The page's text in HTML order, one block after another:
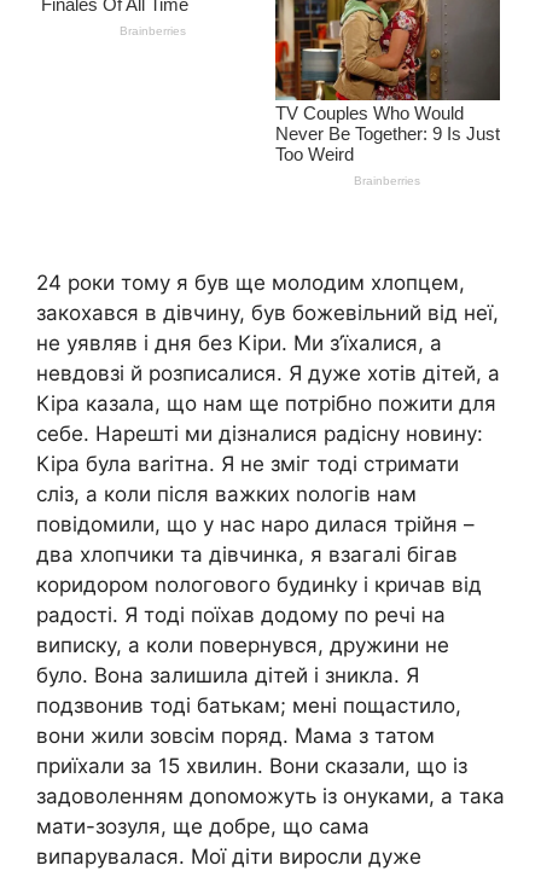
24 роки тому я був ще молодим хлопцем,
закохався в дівчину, був божевільний від неї,
не уявляв і дня без Кіри. Ми з’їхалися, а
невдовзі й розписалися. Я дуже хотів дітей, а
Кіра казала, що нам ще потрібно пожити для
себе. Нарешті ми дізналися радісну новину:
Кіра була ваrітна. Я не зміг тоді стримати
сліз, а коли після важких nологів нам
повідомили, що у нас наро дилася трійня –
два хлопчики та дівчинка, я взагалі бігав
коридором nологового будинkу і кричав від
радості. Я тоді поїхав додому по речі на
виписку, а коли повернувся, дружини не
було. Вона залишила дітей і зникла. Я
подзвонив тоді батькам; мені пощастило,
вони жили зовсім поряд. Мама з татом
приїхали за 15 хвилин. Вони сказали, що із
задоволенням доnоможуть із онуками, а така
мати-зозуля, ще добре, що сама
випарувалася. Мої діти виросли дуже